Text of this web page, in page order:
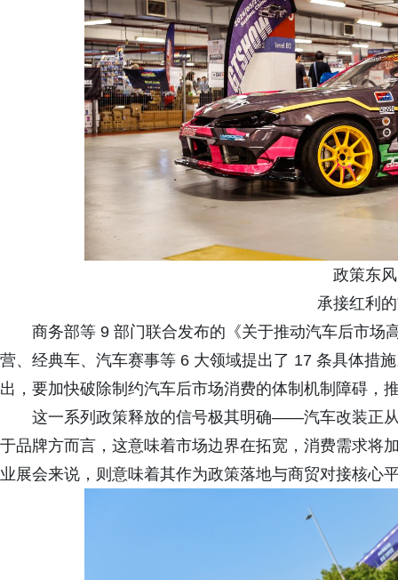
政策东
承接红利
商务部等 9 部门联合发布的《关于推动汽车后市场
营、经典车、汽车赛事等 6 大领域提出了 17 条具体措
出，要加快破除制约汽车后市场消费的体制机制障碍，
这一系列政策释放的信号极其明确——汽车改装正
于品牌方而言，这意味着市场边界在拓宽，消费需求将
业展会来说，则意味着其作为政策落地与商贸对接核心